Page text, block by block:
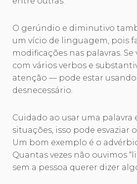
O gerúndio e diminutivo
um vício de linguagem, pois
modificações nas palavras. Se
com vários verbos e
atenção — pode estar
desnecessário.
Cuidado ao usar uma palavra
situações, isso pode esvaziar
Um bom exemplo é o
Quantas vezes não ouvimos
sem a pessoa querer dizer